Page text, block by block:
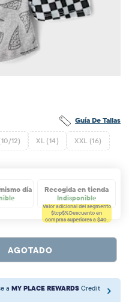
Guía De Tallas
12) XL (14) XXL (16)
día Recogida en tienda
Indisponible
Valor adicional del segmento
$tcp$%Descuento en
compras superiores a $40.
AGOTADO
a MY PLACE REWARDS Credit